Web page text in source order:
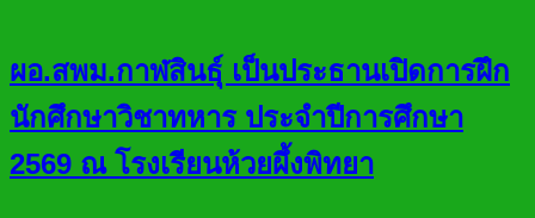
ผอ.สพม.กาฬสินธุ์ เป็นประธานเปิดการฝึก
นักศึกษาวิชาทหาร ประจำปีการศึกษา
2569 ณ โรงเรียนห้วยผึ้งพิทยา